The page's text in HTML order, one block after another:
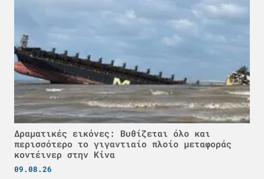
Δραματικές εικόνες: Βυθίζεται όλο και
περισσότερο το γιγαντιαίο πλοίο μεταφοράς
κοντέινερ στην Κίνα
09.08.26